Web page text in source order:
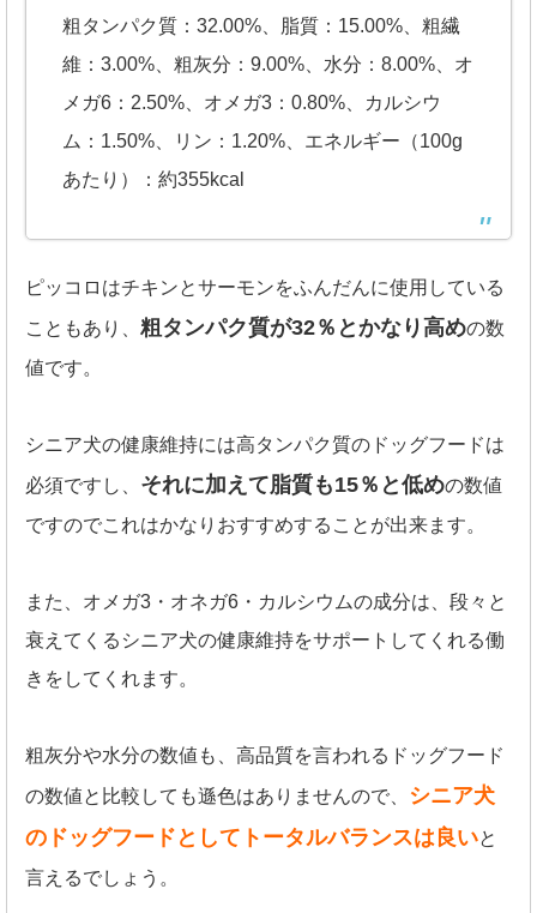
粗タンパク質：32.00%、脂質：15.00%、粗繊
維：3.00%、粗灰分：9.00%、水分：8.00%、オ
メガ6：2.50%、オメガ3：0.80%、カルシウ
ム：1.50%、リン：1.20%、エネルギー（100g
あたり）：約355kcal
ピッコロはチキンとサーモンをふんだんに使用している
こともあり、 粗タンパク質が32％とかなり高めの数
値です。
シニア犬の健康維持には高タンパク質のドッグフードは
必須ですし、 それに加えて脂質も15％と低めの数値
ですのでこれはかなりおすすめすることが出来ます。
また、オメガ3・オネガ6・カルシウムの成分は、段々と
衰えてくるシニア犬の健康維持をサポートしてくれる働
きをしてくれます。
粗灰分や水分の数値も、高品質を言われるドッグフード
の数値と比較しても遜色はありませんので、 シニア犬
のドッグフードとしてトータルバランスは良いと
言えるでしょう。